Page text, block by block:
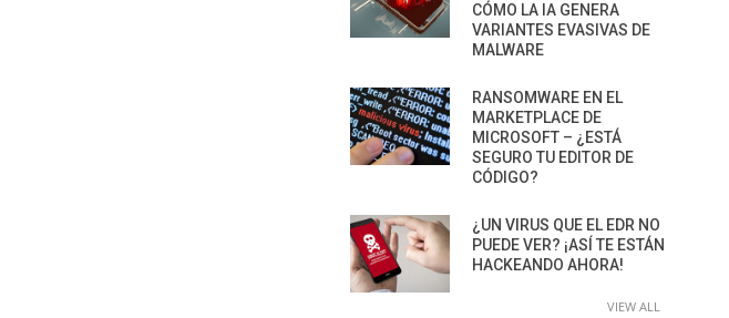
CÓMO LA IA GENERA
VARIANTES EVASIVAS DE
MALWARE
RANSOMWARE EN EL
MARKETPLACE DE
MICROSOFT – ¿ESTÁ
SEGURO TU EDITOR DE
CÓDIGO?
¿UN VIRUS QUE EL EDR NO
PUEDE VER? ¡ASÍ TE ESTÁN
HACKEANDO AHORA!
VIEW ALL